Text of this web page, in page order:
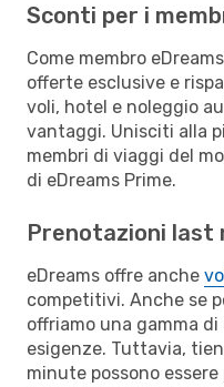
Sconti per i
Come membro
offerte esclusive e
voli, hotel e noleggio
vantaggi. Unisciti alla
membri di viaggi del
di eDreams Prime.
Prenotazioni last
eDreams offre anche
competitivi. Anche se
offriamo una gamma
esigenze. Tuttavia,
minute possono